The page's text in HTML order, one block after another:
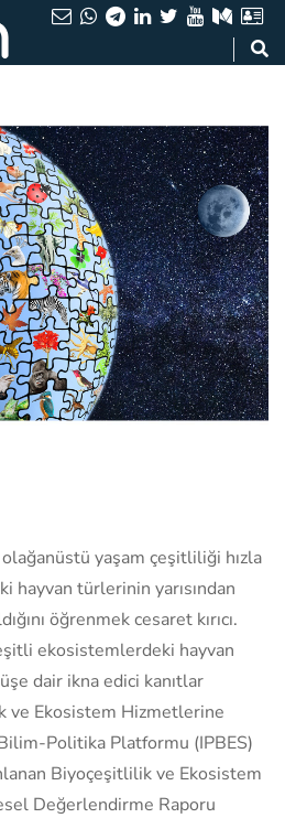
yaşam çeşitliliği hızla
hayvan türlerinin yarısından
öğrenmek cesaret kırıcı.
ekosistemlerdeki hayvan
dair ikna edici kanıtlar
ve Ekosistem Hizmetlerine
Politika Platformu (IPBES)
Biyoçeşitlilik ve Ekosistem
Değerlendirme Raporu